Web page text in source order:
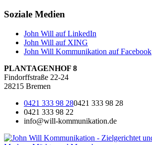
Soziale Medien
John Will auf LinkedIn
John Will auf XING
John Will Kommunikation auf Facebook
PLANTAGENHOF 8
Findorffstraße 22-24
28215 Bremen
0421 333 98 280421 333 98 28
0421 333 98 22
info@will-kommunikation.de